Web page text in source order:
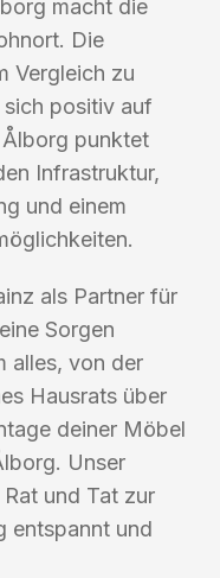
macht die
Die
Vergleich zu
positiv auf
punktet
Infrastruktur,
und einem
als Partner für
Sorgen
alles, von der
Hausrats über
deiner Möbel
Unser
und Tat zur
entspannt und